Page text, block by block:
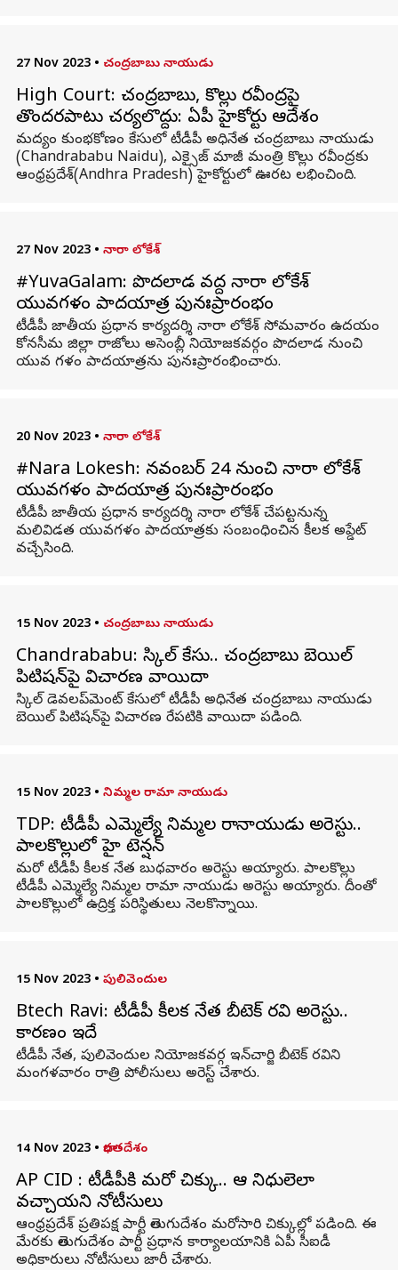
27 Nov 2023 • చంద్రబాబు నాయుడు
High Court: చంద్రబాబు, కొల్లు రవీంద్రపై
తొందరపాటు చర్యలొద్దు: ఏపీ హైకోర్టు ఆదేశం
మద్యం కుంభకోణం కేసులో టీడీపీ అధినేత చంద్రబాబు నాయుడు
(Chandrababu Naidu), ఎక్సైజ్ మాజీ మంత్రి కొల్లు రవీంద్రకు
ఆంధ్రప్రదేశ్(Andhra Pradesh) హైకోర్టులో ఊరట లభించింది.
27 Nov 2023 • నారా లోకేశ్
#YuvaGalam: పొదలాడ వద్ద నారా లోకేశ్‌
యువగళం పాదయాత్ర పునఃప్రారంభం
టీడీపీ జాతీయ ప్రధాన కార్యదర్శి నారా లోకేశ్‌ సోమవారం ఉదయం
కోనసీమ జిల్లా రాజోలు అసెంబ్లీ నియోజకవర్గం పొదలాడ నుంచి
యువ గళం పాదయాత్రను పునఃప్రారంభించారు.
20 Nov 2023 • నారా లోకేశ్
#Nara Lokesh: నవంబర్ 24 నుంచి నారా లోకేశ్
యువగళం పాదయాత్ర పునఃప్రారంభం
టీడీపీ జాతీయ ప్రధాన కార్యదర్శి నారా లోకేశ్ చేపట్టనున్న
మలివిడత యువగళం పాదయాత్రకు సంబంధించిన కీలక అప్డేట్
వచ్చేసింది.
15 Nov 2023 • చంద్రబాబు నాయుడు
Chandrababu: స్కిల్ కేసు.. చంద్రబాబు బెయిల్
పిటిషన్‌పై విచారణ వాయిదా
స్కిల్ డెవలప్‌మెంట్ కేసులో టీడీపీ అధినేత చంద్రబాబు నాయుడు
బెయిల్ పిటిషన్‌పై విచారణ రేపటికి వాయిదా పడింది.
15 Nov 2023 • నిమ్మల రామా నాయుడు
TDP: టీడీపీ ఎమ్మెల్యే నిమ్మల రామానాయుడు అరెస్టు..
పాలకొల్లులో హై టెన్షన్
మరో టీడీపీ కీలక నేత బుధవారం అరెస్టు అయ్యారు. పాలకొల్లు
టీడీపీ ఎమ్మెల్యే నిమ్మల రామా నాయుడు అరెస్టు అయ్యారు. దీంతో
పాలకొల్లులో ఉద్రిక్త పరిస్థితులు నెలకొన్నాయి.
15 Nov 2023 • పులివెందుల
Btech Ravi: టీడీపీ కీలక నేత బీటెక్ రవి అరెస్టు..
కారణం ఇదే
టీడీపీ నేత, పులివెందుల నియోజకవర్గ ఇన్‌చార్జి బీటెక్ రవిని
మంగళవారం రాత్రి పోలీసులు అరెస్ట్ చేశారు.
14 Nov 2023 • భారతదేశం
AP CID : టీడీపీకి మరో చిక్కు.. ఆ నిధులెలా
వచ్చాయని నోటీసులు
ఆంధ్రప్రదేశ్ ప్రతిపక్ష పార్టీ తెలుగుదేశం మరోసారి చిక్కుల్లో పడింది. ఈ
మేరకు తెలుగుదేశం పార్టీ ప్రధాన కార్యాలయానికి ఏపీ సీఐడీ
అధికారులు నోటీసులు జారీ చేశారు.